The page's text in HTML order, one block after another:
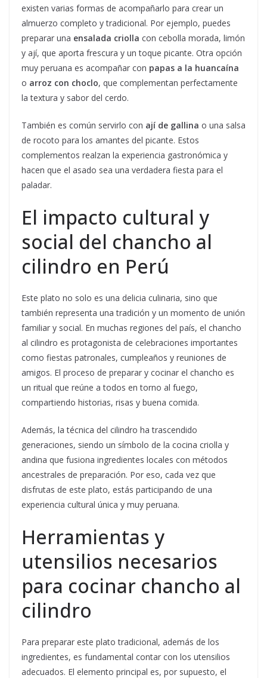
existen varias formas de acompañarlo para crear un
almuerzo completo y tradicional. Por ejemplo, puedes
preparar una ensalada criolla con cebolla morada, limón
y ají, que aporta frescura y un toque picante. Otra opción
muy peruana es acompañar con papas a la huancaína
o arroz con choclo, que complementan perfectamente
la textura y sabor del cerdo.
También es común servirlo con ají de gallina o una salsa
de rocoto para los amantes del picante. Estos
complementos realzan la experiencia gastronómica y
hacen que el asado sea una verdadera fiesta para el
paladar.
El impacto cultural y
social del chancho al
cilindro en Perú
Este plato no solo es una delicia culinaria, sino que
también representa una tradición y un momento de unión
familiar y social. En muchas regiones del país, el chancho
al cilindro es protagonista de celebraciones importantes
como fiestas patronales, cumpleaños y reuniones de
amigos. El proceso de preparar y cocinar el chancho es
un ritual que reúne a todos en torno al fuego,
compartiendo historias, risas y buena comida.
Además, la técnica del cilindro ha trascendido
generaciones, siendo un símbolo de la cocina criolla y
andina que fusiona ingredientes locales con métodos
ancestrales de preparación. Por eso, cada vez que
disfrutas de este plato, estás participando de una
experiencia cultural única y muy peruana.
Herramientas y
utensilios necesarios
para cocinar chancho al
cilindro
Para preparar este plato tradicional, además de los
ingredientes, es fundamental contar con los utensilios
adecuados. El elemento principal es, por supuesto, el